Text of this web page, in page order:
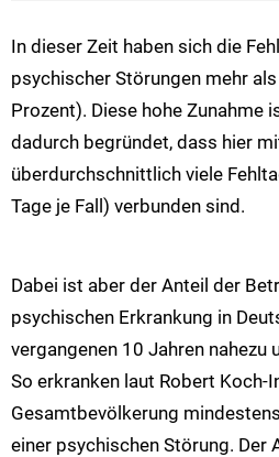
In dieser Zeit haben sich die
psychischer Störungen mehr
Prozent). Diese hohe Zunahme
dadurch begründet, dass hier
überdurchschnittlich viele
Tage je Fall) verbunden sind.
Dabei ist aber der Anteil der
psychischen Erkrankung in
vergangenen 10 Jahren nahezu
So erkranken laut Robert
Gesamtbevölkerung
einer psychischen Störung. Der